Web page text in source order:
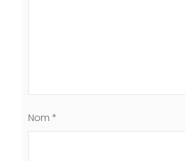
Nom *